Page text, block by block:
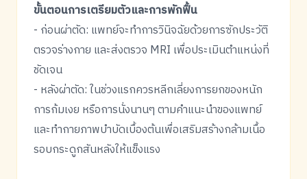
ขั้นตอนการเตรียมตัวและการพักฟื้น
- ก่อนผ่าตัด: แพทย์จะทำการวินิจฉัยด้วยการซักประวัติ
ตรวจร่างกาย และส่งตรวจ MRI เพื่อประเมินตำแหน่งที่
ชัดเจน
- หลังผ่าตัด: ในช่วงแรกควรหลีกเลี่ยงการยกของหนัก
การก้มเงย หรือการนั่งนานๆ ตามคำแนะนำของแพทย์
และทำกายภาพบำบัดเบื้องต้นเพื่อเสริมสร้างกล้ามเนื้อ
รอบกระดูกสันหลังให้แข็งแรง